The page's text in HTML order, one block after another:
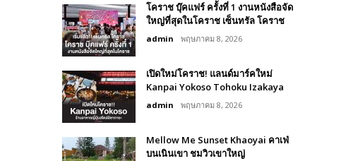
โคราช บุ๊คแฟร์​ ครั้งที่​ 1 งานหนังสือจัด
ใหญ่ที่สุดในโคราช เซ็นทรัล โคราช
admin พฤษภาคม 8, 2026
เปิดใหม่โคราช! แลนด์มาร์คใหม่
Kanpai Yokoso Tohoku Izakaya
admin พฤษภาคม 8, 2026
Mellow Me Sunset Khaoyai คาเฟ่
บนเนินเขา ชมวิวเขาใหญ่